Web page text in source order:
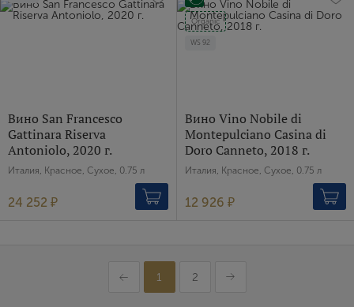
Вино San Francesco
Gattinara Riserva
Antoniolo, 2020 г.
Италия, Красное, Сухое, 0.75 л
24 252 ₽
Organic
WS 92
Вино Vino Nobile di
Montepulciano Casina di
Doro Canneto, 2018 г.
Италия, Красное, Сухое, 0.75 л
12 926 ₽
1 2